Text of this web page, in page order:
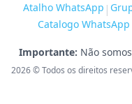
Atalho WhatsApp |
Catalogo WhatsApp
Importante: Não
2026© Todos os direitos